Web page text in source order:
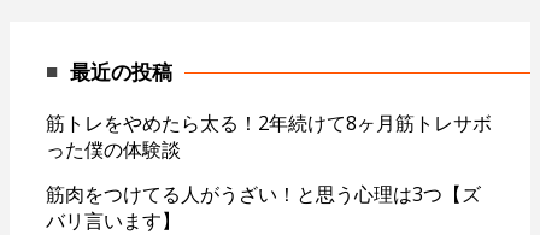
最近の投稿
筋トレをやめたら太る！2年続けて8ヶ月筋トレサボ
った僕の体験談
筋肉をつけてる人がうざい！と思う心理は3つ【ズ
バリ言います】